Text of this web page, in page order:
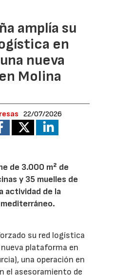
amplía su
en
nueva
Molina
22/07/2026
de 3.000 m² de
y 35 muelles de
actividad de la
su red logística
plataforma en
una operación en
el asesoramiento de